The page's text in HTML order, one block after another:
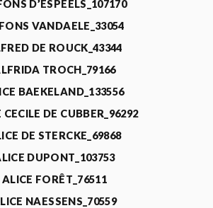
D’ESPEELS_107170
VANDAELE_33054
DE ROUCK_43344
TROCH_79166
BAEKELAND_133556
CECILE DE CUBBER_96292
DE STERCKE_69868
DUPONT_103753
ALICE FORÊT_76511
NAESSENS_70559